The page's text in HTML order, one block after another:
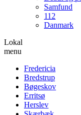
Samfund
112
Danmark
Lokal
menu
Fredericia
Bredstrup
Bøgeskov
Erritsø
Herslev